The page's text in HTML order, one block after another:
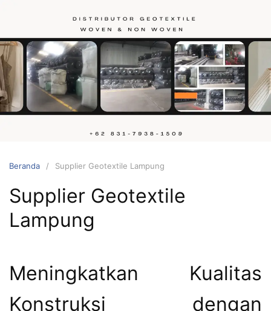
konten
Hubungi
kami
Beranda Supplier Geotextile Lampung
Supplier Geotextile
Lampung
Meningkatkan Kualitas
Konstruksi dengan